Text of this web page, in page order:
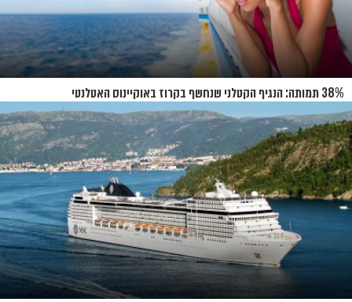
38% תמותה: הנגיף הקטלני שנחשף בקרוז באוקיינוס האטלנטי